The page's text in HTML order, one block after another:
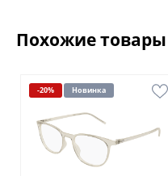
Похожие
-20% Новинка